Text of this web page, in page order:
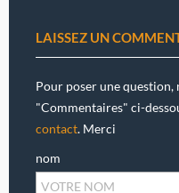
LAISSEZ UN
Pour poser une question,
"Commentaires" ci-
contact. Merci
nom